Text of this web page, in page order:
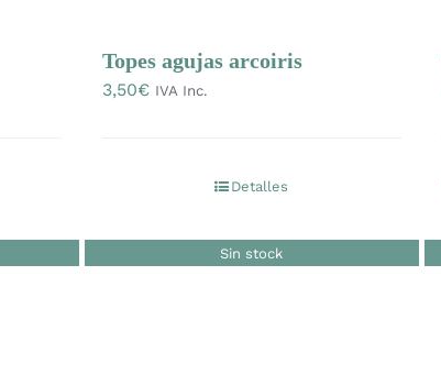
Topes agujas arcoiris
3,50€ IVA Inc.
Detalles
Sin stock